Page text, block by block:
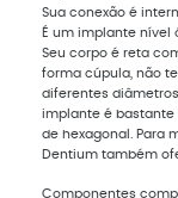
Sua conexão é
É um implante nível
Seu corpo é reta
forma cúpula, não
diferentes
implante é bastante
de hexagonal. Para
Dentium também
Componentes